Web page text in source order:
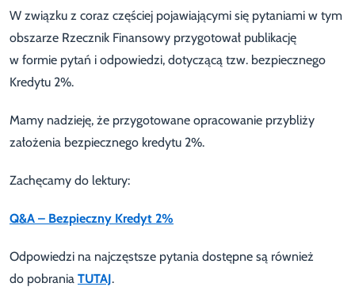
W związku z coraz częściej pojawiającymi się pytaniami w tym
obszarze Rzecznik Finansowy przygotował publikację
w formie pytań i odpowiedzi, dotyczącą tzw. bezpiecznego
Kredytu 2%.
Mamy nadzieję, że przygotowane opracowanie przybliży
założenia bezpiecznego kredytu 2%.
Zachęcamy do lektury:
Q&A – Bezpieczny Kredyt 2%
Odpowiedzi na najczęstsze pytania dostępne są również
do pobrania TUTAJ.